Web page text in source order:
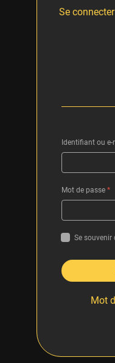
Se connecter
Identifiant ou e-
Mot de passe *
Se souvenir
Mot